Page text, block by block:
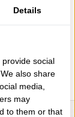
Details
social
also share
media,
may
to them or that